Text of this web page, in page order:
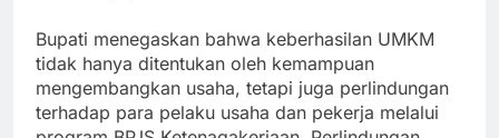
Bupati menegaskan bahwa keberhasilan UMKM
tidak hanya ditentukan oleh kemampuan
mengembangkan usaha, tetapi juga perlindungan
terhadap para pelaku usaha dan pekerja melalui